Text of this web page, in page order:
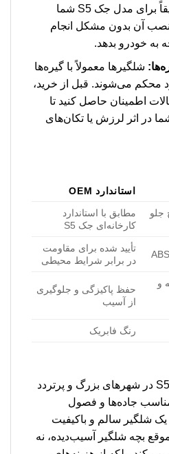
شلگیر مورد نظر، دقیقاً برای مدل جک S5 شما
آن بدون مشکل انجام
به خودرو بدهد.
شلگیرها معمولاً با گیره‌ها
محکم می‌شوند. قبل از خرید،
اطمینان حاصل کنید تا
در اثر لرزش یا تکان‌های
استاندارد OEM
جلو
مطابق با استاندارد
کارخانه‌ای جک S5
تأیید شده برای مقاومت
در برابر شرایط محیطی
و
حفظ پاکیزگی و جلوگیری
از آسیب
رنگ فابریک
بسیاری از رانندگان جک S5 در شهرهای بزرگ و پرتردد
جاده‌ها و فصول
شلگیر سالم و باکیفیت
بچه شلگیر آسیب‌دیده، نه